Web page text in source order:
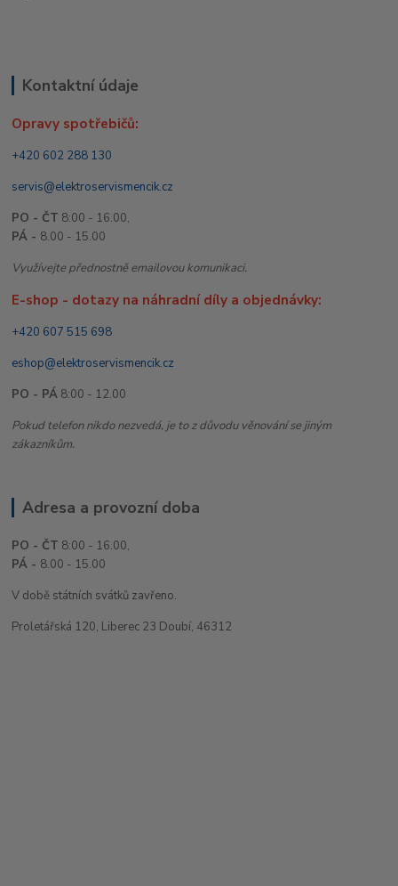
Kontaktní údaje
Opravy spotřebičů:
+420 602 288 130
servis@elektroservismencik.cz
PO - ČT 8:00 - 16.00,
PÁ - 8.00 - 15.00
Využívejte přednostně emailovou komunikaci.
E-shop - dotazy na náhradní díly a objednávky:
+420 607 515 698
eshop@elektroservismencik.cz
PO - PÁ 8:00 - 12.00
Pokud telefon nikdo nezvedá, je to z důvodu věnování se jiným
zákazníkům.
Adresa a provozní doba
PO - ČT 8:00 - 16.00,
PÁ - 8.00 - 15.00
V době státních svátků zavřeno.
Proletářská 120, Liberec 23 Doubí, 46312